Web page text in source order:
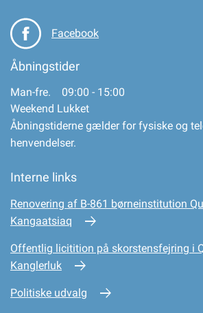
Facebook
Åbningstider
Man-fre. 09:00 - 15:00
Weekend Lukket
Åbningstiderne gælder for fysiske og
henvendelser.
Interne links
Renovering af B-861 børneinstitution
Kangaatsiaq
Offentlig licitition på skorstensfejring i
Kanglerluk
Politiske udvalg